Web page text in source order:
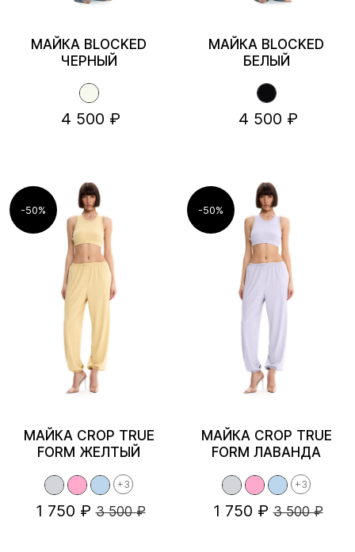
МАЙКА BLOCKED
ЧЕРНЫЙ
4 500 ₽
МАЙКА BLOCKED
БЕЛЫЙ
4 500 ₽
-50%
МАЙКА CROP TRUE
FORM ЖЕЛТЫЙ
+3
1 750 ₽ 3 500 ₽
-50%
МАЙКА CROP TRUE
FORM ЛАВАНДА
+3
1 750 ₽ 3 500 ₽